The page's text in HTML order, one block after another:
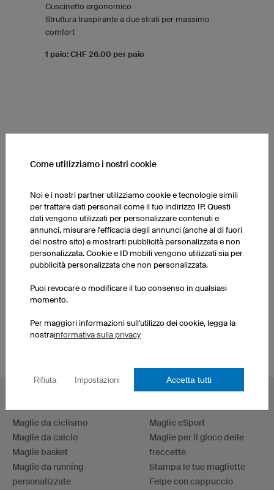
Cuscinetto ergonomico
Struttura traspirante a due strati per massimo
comfort
1 paio: CHF 26.00 per paio
ALTRI PRODOTTI DELLA NOSTRA GAMMA
Pantaloncini da calcio
donna
Calzettoni
Maglie da calcio donna
Pantaloncini da calcio
uomo
Calzettoni
Crea le tue maglie da
Maglie da ciclismo
Maglie da calcio
Maglie basket
Maglie da running
personalizzate
Maglie eSport
Maglie per il gioco delle
freccette
Stampa le tue magliette
Felpe con cappuccio
Come utilizziamo i nostri cookie
Noi e i nostri partner utilizziamo cookie e tecnologie simili
per trattare dati personali come il tuo indirizzo IP. Questi
dati vengono utilizzati per personalizzare contenuti e
annunci, misurare l'efficacia degli annunci (anche al di fuori
del nostro sito) e mostrarti pubblicità personalizzata e non
personalizzata. Cookie e ID mobili vengono utilizzati sia per
pubblicità personalizzata che non personalizzata.
Puoi revocare o modificare il tuo consenso in qualsiasi
momento.
Per maggiori informazioni sull'utilizzo dei cookie, legga la
nostrainformativa sulla privacy
Rifiuta Impostazioni Accetta tutti